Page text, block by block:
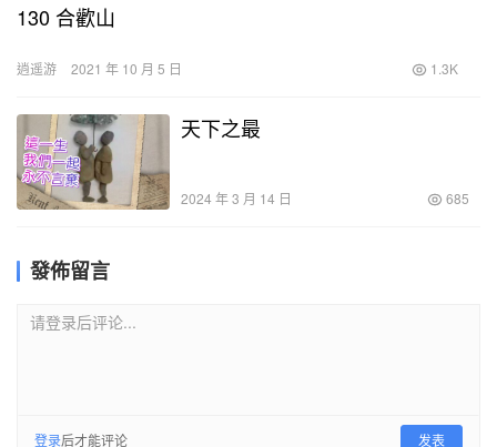
130 合歡山
逍遥游 2021 年 10 月 5 日 1.3K
天下之最
2024 年 3 月 14 日 685
發佈留言
请登录后评论...
登录后才能评论 发表